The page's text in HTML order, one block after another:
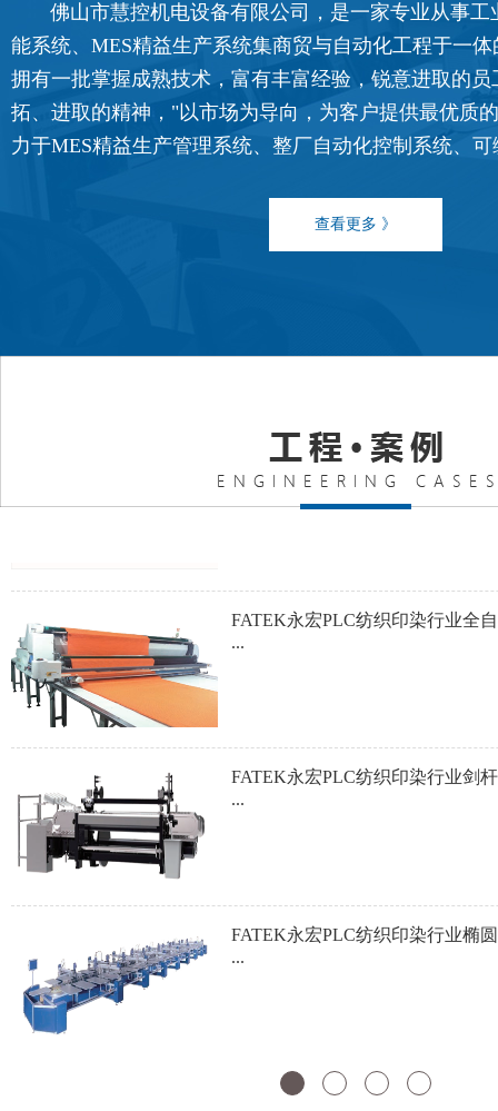
佛山市慧控机电设备有限公司，是一家专业从事工
能系统、MES精益生产系统集商贸与自动化工程于一
拥有一批掌握成熟技术，富有丰富经验，锐意进取的
拓、进取的精神，"以市场为导向，为客户提供最优质
力于MES精益生产管理系统、整厂自动化控制系统、
查看更多 》
FATEK永宏PLC食品加工行业的
...
FATEK永宏PLC纸箱机械行业四
...
...
...